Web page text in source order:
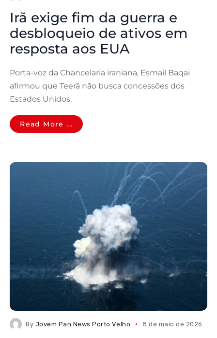
Irã exige fim da guerra e
desbloqueio de ativos em
resposta aos EUA
Porta-voz da Chancelaria iraniana, Esmail Baqai
afirmou que Teerã não busca concessões dos
Estados Unidos,
Read More ...
By Jovem Pan News Porto Velho 8 de maio de 2026